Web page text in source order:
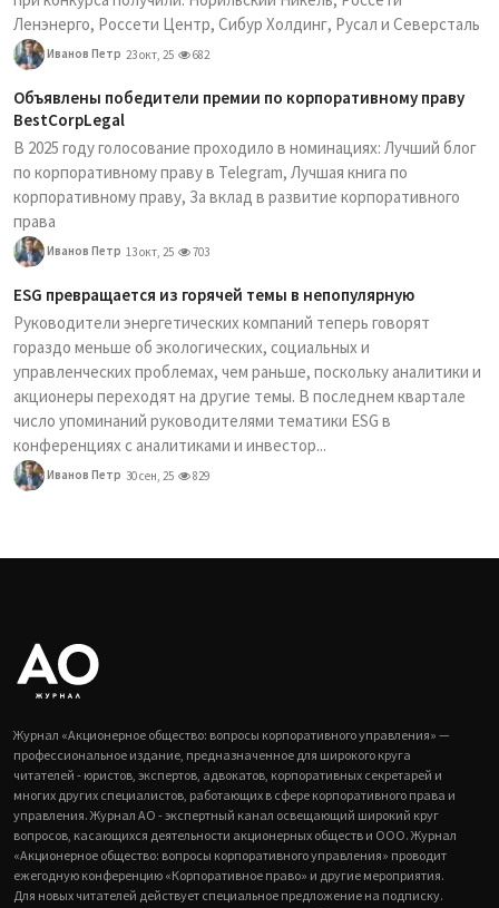
Ленэнерго, Россети Центр, Сибур Холдинг, Русал и Северсталь
Иванов Петр 23 окт, 25 682
Объявлены победители премии по корпоративному праву
BestCorpLegal
В 2025 году голосование проходило в номинациях: Лучший блог
по корпоративному праву в Telegram, Лучшая книга по
корпоративному праву, За вклад в развитие корпоративного
права
Иванов Петр 13 окт, 25 703
ESG превращается из горячей темы в непопулярную
Руководители энергетических компаний теперь говорят
гораздо меньше об экологических, социальных и
управленческих проблемах, чем раньше, поскольку аналитики и
акционеры переходят на другие темы. В последнем квартале
число упоминаний руководителями тематики ESG в
конференциях с аналитиками и инвестор...
Иванов Петр 30 сен, 25 829
Журнал «Акционерное общество: вопросы корпоративного управления» —
профессиональное издание, предназначенное для широкого круга
читателей - юристов, экспертов, адвокатов, корпоративных секретарей и
многих других специалистов, работающих в сфере корпоративного права и
управления. Журнал АО - экспертный канал освещающий широкий круг
вопросов, касающихся деятельности акционерных обществ и ООО. Журнал
«Акционерное общество: вопросы корпоративного управления» проводит
ежегодную конференцию «Корпоративное право» и другие мероприятия.
Для новых читателей действует специальное предложение на подписку.